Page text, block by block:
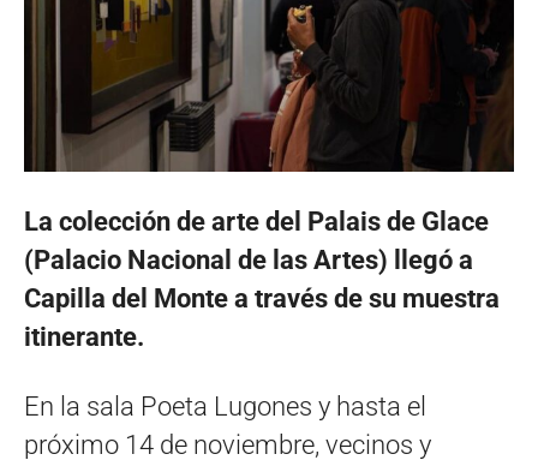
La colección de arte del Palais de Glace
(Palacio Nacional de las Artes) llegó a
Capilla del Monte a través de su muestra
itinerante.
En la sala Poeta Lugones y hasta el
próximo 14 de noviembre, vecinos y